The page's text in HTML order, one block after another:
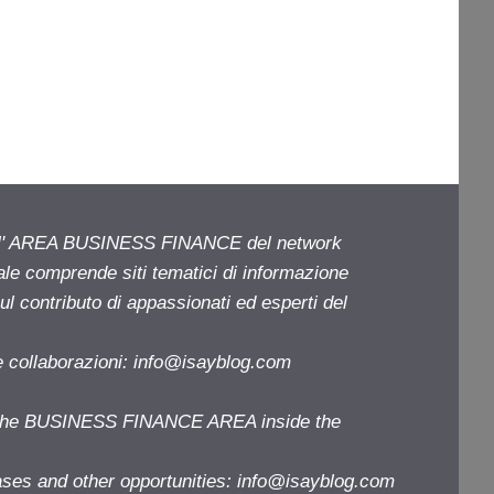
BUSINESS FINANCE del network
comprende siti tematici di informazione
contributo di appassionati ed esperti del
collaborazioni: info@isayblog.com
BUSINESS FINANCE AREA inside the
and other opportunities: info@isayblog.com